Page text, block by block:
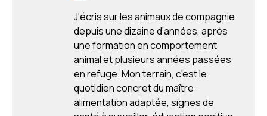
J'écris sur les animaux de compagnie
depuis une dizaine d'années, après
une formation en comportement
animal et plusieurs années passées
en refuge. Mon terrain, c'est le
quotidien concret du maître :
alimentation adaptée, signes de